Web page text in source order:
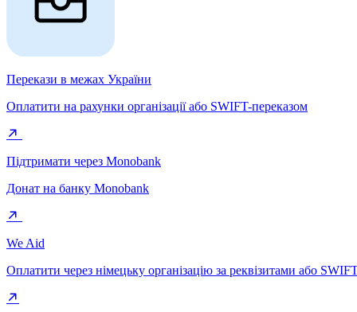
Перекази в межах України
Оплатити на рахунки організації або SWIFT-переказом
Підтримати через Monobank
Донат на банку Monobank
We Aid
Оплатити через німецьку організацію за реквізитами або